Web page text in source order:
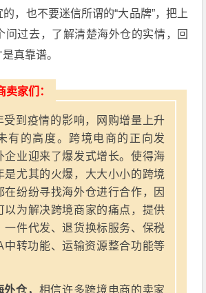
，也不要迷信所谓的“大品牌”，把上
问过去，了解清楚海外仓的实情，回
真靠谱。
卖家们：
受到疫情的影响，网购增量上升
有的高度。跨境电商的正向发
企业迎来了爆发式增长。使得海
是尤其的火爆，大大小小的跨境
在纷纷寻找海外仓进行合作，因
以为解决跨境商家的痛点，提供
一件代发、退货换标服务、保税
中转功能、运输资源整合功能等
仓， 相信许多跨境电商的卖家